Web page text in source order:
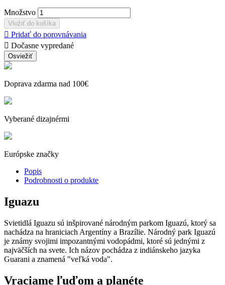
Množstvo
Vložiť do košíka
 Pridať do porovnávania
 Dočasne vypredané
Doprava zdarma nad 100€
Vyberané dizajnérmi
Európske značky
Popis
Podrobnosti o produkte
Iguazu
Svietidlá Iguazu sú inšpirované národným parkom Iguazú, ktorý sa
nachádza na hraniciach Argentíny a Brazílie. Národný park Iguazú
je známy svojimi impozantnými vodopádmi, ktoré sú jednými z
najväčších na svete. Ich názov pochádza z indiánskeho jazyka
Guarani a znamená "veľká voda".
Vraciame ľuďom a planéte